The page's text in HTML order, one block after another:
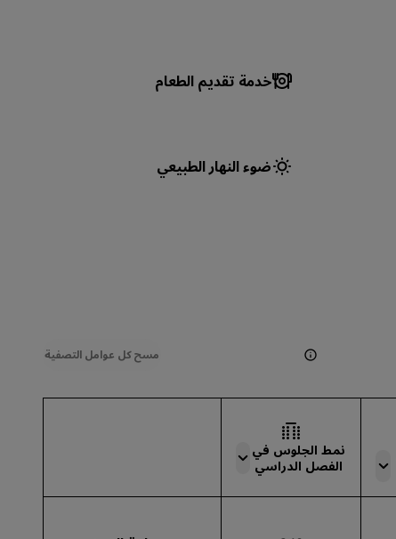
خدمة تقديم الطعام
ضوء النهار الطبيعي
مسح كل عوامل التصفية
نمط الجلوس في
الفصل الدراسي